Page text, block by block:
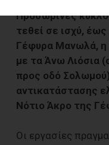
Προσωρινές
τεθεί σε ισχύ, έως
Γέφυρα Μανωλά, η
με τα Άνω Λιόσια
προς οδό
αντικατάστασης
Νότιο Άκρο της
Οι εργασίες